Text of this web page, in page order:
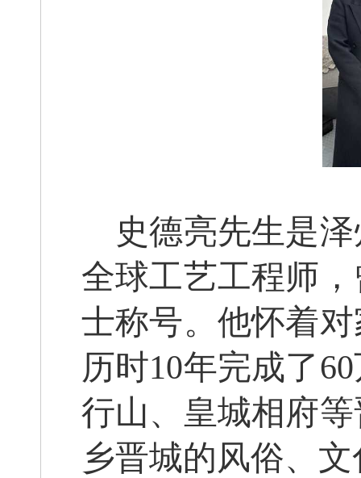
史德亮先生是
全球工艺工程师
士称号。他怀着
历时10年完成了
行山、皇城相府
乡晋城的风俗、